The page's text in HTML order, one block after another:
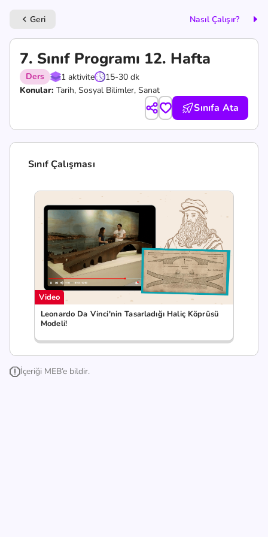
keyboard_arrow_left Geri Nasıl Çalışır?
7. Sınıf Programı 12. Hafta
Ders 1 aktivite
15-30 dk
Konular: Tarih, Sosyal Bilimler, Sanat
Sınıfa Ata
Sınıf Çalışması
Video
Leonardo Da Vinci'nin Tasarladığı Haliç Köprüsü
Modeli!
İçeriği MEB’e bildir.